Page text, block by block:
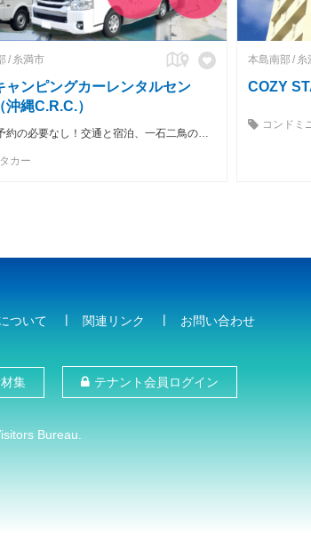
糸満市
ャンピングカーレンタルセン
沖縄C.R.C.）
ホテル予約の必要なし！交通と宿泊、一石二鳥の優れもの！キャンピングカーで沖縄を丸ごと満喫♪
カー
本島南部 糸
COZY
コンドミ
ついて 関連リンク お問い合わせ
集 テナント会員ログイン
Bureau.